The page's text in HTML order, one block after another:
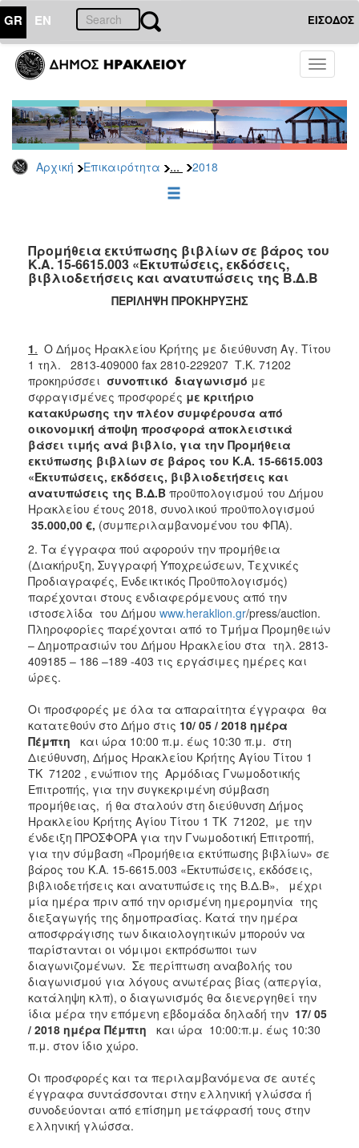
GR EN ΕΙΣΟΔΟΣ
Toggle
Αρχική Επικαιρότητα ... 2018
ΕΠΙΚΑΙΡΟΤΗΤΑ
-
Δημοπρασίες
Αρχείο
2026
2022
2018
2017
2016
2015
2013
ΕΠΙΣΚΕΠΤΗΣ
ΗΡΑΚΛΕΙΟ
Προμήθεια εκτύπωσης βιβλίων σε βάρος του
Κ.Α. 15-6615.003 «Εκτυπώσεις, εκδόσεις,
βιβλιοδετήσεις και ανατυπώσεις της Β.Δ.Β
ΠΕΡΙΛΗΨΗ ΠΡΟΚΗΡΥΞΗΣ
1. Ο Δήμος Ηρακλείου Κρήτης με διεύθυνση Αγ. Τίτου
1 τηλ. 2813-409000 fax 2810-229207 Τ.Κ. 71202
προκηρύσσει συνοπτικό διαγωνισμό με
σφραγισμένες προσφορές με κριτήριο
κατακύρωσης την πλέον συμφέρουσα από
οικονομική άποψη προσφορά αποκλειστικά
βάσει τιμής ανά βιβλίο, για την Προμήθεια
εκτύπωσης βιβλίων σε βάρος του Κ.Α. 15-6615.003
«Εκτυπώσεις, εκδόσεις, βιβλιοδετήσεις και
ανατυπώσεις της Β.Δ.Β προϋπολογισμού του Δήμου
Ηρακλείου έτους 2018, συνολικού προϋπολογισμού
35.000,00 €, (συμπεριλαμβανομένου του ΦΠΑ).
2. Τα έγγραφα πού αφορούν την προμήθεια
(Διακήρυξη, Συγγραφή Υποχρεώσεων, Τεχνικές
Προδιαγραφές, Ενδεικτικός Προϋπολογισμός)
παρέχονται στους ενδιαφερόμενους από την
ιστοσελίδα του Δήμου www.heraklion.gr/press/auction.
Πληροφορίες παρέχονται από το Τμήμα Προμηθειών
– Δημοπρασιών του Δήμου Ηρακλείου στα τηλ. 2813-
409185 – 186 –189 -403 τις εργάσιμες ημέρες και
ώρες.
Οι προσφορές με όλα τα απαραίτητα έγγραφα θα
κατατεθούν στο Δήμο στις 10/ 05 / 2018 ημέρα
Πέμπτη
και ώρα 10:00 π.μ. έως 10:30 π.μ. στη
Διεύθυνση, Δήμος Ηρακλείου Κρήτης Αγίου Τίτου 1
ΤΚ 71202 , ενώπιον της Αρμόδιας Γνωμοδοτικής
Επιτροπής, για την συγκεκριμένη σύμβαση
προμήθειας, ή θα σταλούν στη διεύθυνση Δήμος
Ηρακλείου Κρήτης Αγίου Τίτου 1 ΤΚ 71202, με την
ένδειξη ΠΡΟΣΦΟΡΑ για την Γνωμοδοτική Επιτροπή,
για την σύμβαση «Προμήθεια εκτύπωσης βιβλίων» σε
βάρος του Κ.Α. 15-6615.003 «Εκτυπώσεις, εκδόσεις,
βιβλιοδετήσεις και ανατυπώσεις της Β.Δ.Β», μέχρι
μία ημέρα πριν από την ορισμένη ημερομηνία της
διεξαγωγής της δημοπρασίας. Κατά την ημέρα
αποσφράγισης των δικαιολογητικών μπορούν να
παρίστανται οι νόμιμοι εκπρόσωποι των
διαγωνιζομένων. Σε περίπτωση αναβολής του
διαγωνισμού για λόγους ανωτέρας βίας (απεργία,
κατάληψη κλπ), ο διαγωνισμός θα διενεργηθεί την
ίδια μέρα την επόμενη εβδομάδα δηλαδή την 17/ 05
/ 2018 ημέρα Πέμπτη
και ώρα 10:00:π.μ. έως 10:30
π.μ. στον ίδιο χώρο.
Οι προσφορές και τα περιλαμβανόμενα σε αυτές
έγγραφα συντάσσονται στην ελληνική γλώσσα ή
συνοδεύονται από επίσημη μετάφρασή τους στην
ελληνική γλώσσα.